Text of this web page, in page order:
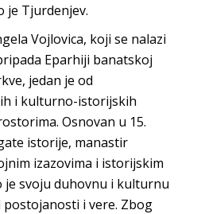
je Tjurdenjev.
Vojlovica, koji se nalazi
Eparhiji banatskoj
jedan je od
i kulturno-istorijskih
Osnovan u 15.
istorije, manastir
izazovima i istorijskim
je svoju duhovnu i kulturnu
i vere. Zbog